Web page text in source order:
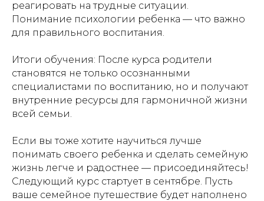
реагировать на трудные ситуации.
Понимание психологии ребенка — что важно
для правильного воспитания.
Итоги обучения: После курса родители
становятся не только осознанными
специалистами по воспитанию, но и получают
внутренние ресурсы для гармоничной жизни
всей семьи.
Если вы тоже хотите научиться лучше
понимать своего ребенка и сделать семейную
жизнь легче и радостнее — присоединяйтесь!
Следующий курс стартует в сентябре. Пусть
ваше семейное путешествие будет наполнено